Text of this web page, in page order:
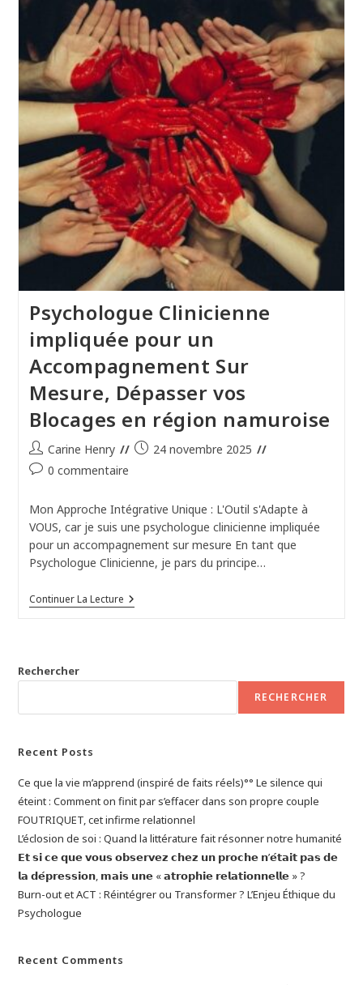
Psychologue Clinicienne
impliquée pour un
Accompagnement Sur
Mesure, Dépasser vos
Blocages en région namuroise
Auteur/autrice
de
Carine Henry
Publication
24 novembre 2025
Commentaires
la
publication :
0 commentaire
Mon Approche Intégrative Unique : L'Outil s'Adapte à
VOUS, car je suis une psychologue clinicienne impliquée
pour un accompagnement sur mesure En tant que
Psychologue Clinicienne, je pars du principe…
Continuer La LecturePsychologue
Clinicienne
Vos
Rechercher
RECHERCHER
Recent Posts
Ce que la vie m’apprend (inspiré de faits réels)°° Le silence qui
éteint : Comment on finit par s’effacer dans son propre couple
FOUTRIQUET, cet infirme relationnel
L’éclosion de soi : Quand la littérature fait résonner notre humanité
𝗘𝘁 𝘀𝗶 𝗰𝗲 𝗾𝘂𝗲 𝘃𝗼𝘂𝘀 𝗼𝗯𝘀𝗲𝗿𝘃𝗲𝘇 𝗰𝗵𝗲𝘇 𝘂𝗻 𝗽𝗿𝗼𝗰𝗵𝗲 𝗻’𝗲́𝘁𝗮𝗶𝘁 𝗽𝗮𝘀 𝗱𝗲
𝗹𝗮 𝗱𝗲́𝗽𝗿𝗲𝘀𝘀𝗶𝗼𝗻, 𝗺𝗮𝗶𝘀 𝘂𝗻𝗲 « 𝗮𝘁𝗿𝗼𝗽𝗵𝗶𝗲 𝗿𝗲𝗹𝗮𝘁𝗶𝗼𝗻𝗻𝗲𝗹𝗹𝗲 » ?
Burn-out et ACT : Réintégrer ou Transformer ? L’Enjeu Éthique du
Psychologue
Recent Comments